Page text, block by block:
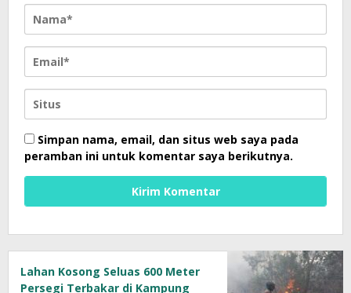
Simpan nama, email, dan situs web saya pada
peramban ini untuk komentar saya berikutnya.
Lahan Kosong Seluas 600 Meter
Persegi Terbakar di Kampung